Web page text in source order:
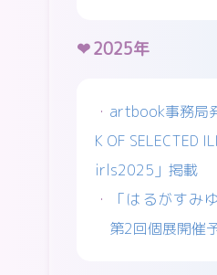
2025年
・ artbook事務局
K OF SELECTED
irls2025」掲載
・
「はるがすみ
第2回個展開催